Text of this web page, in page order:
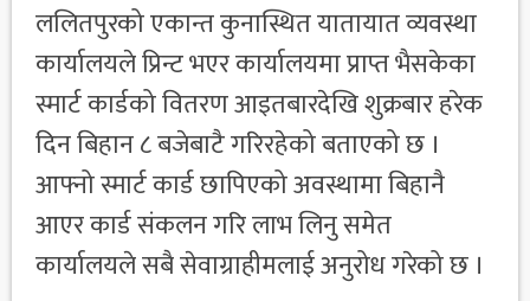
ललितपुरको एकान्त कुनास्थित यातायात व्यवस्था
कार्यालयले प्रिन्ट भएर कार्यालयमा प्राप्त भैसकेका
स्मार्ट कार्डको वितरण आइतबारदेखि शुक्रबार हरेक
दिन बिहान ८ बजेबाटै गरिरहेको बताएको छ ।
आफ्नो स्मार्ट कार्ड छापिएको अवस्थामा बिहानै
आएर कार्ड संकलन गरि लाभ लिनु समेत
कार्यालयले सबै सेवाग्राहीमलाई अनुरोध गरेको छ ।